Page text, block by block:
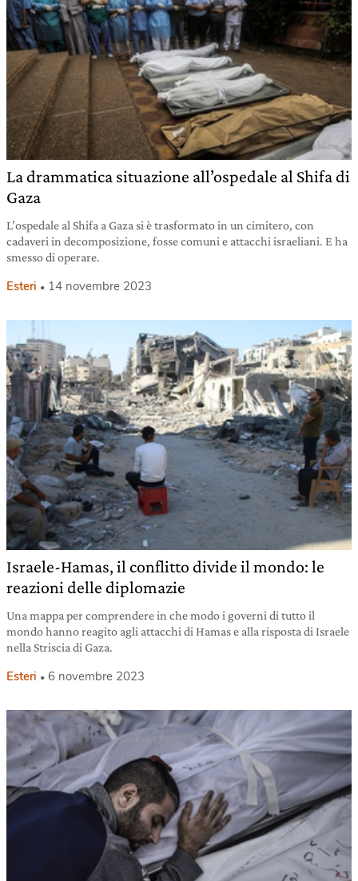
La drammatica situazione all’ospedale al Shifa di
Gaza
L’ospedale al Shifa a Gaza si è trasformato in un cimitero, con
cadaveri in decomposizione, fosse comuni e attacchi israeliani. E ha
smesso di operare.
Esteri 14 novembre 2023
Israele-Hamas, il conflitto divide il mondo: le
reazioni delle diplomazie
Una mappa per comprendere in che modo i governi di tutto il
mondo hanno reagito agli attacchi di Hamas e alla risposta di Israele
nella Striscia di Gaza.
Esteri 6 novembre 2023